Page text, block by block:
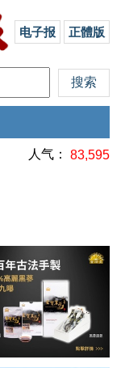
电子报 正體版
人气： 83,595